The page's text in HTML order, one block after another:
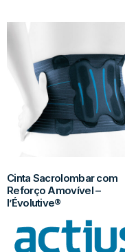
Cinta Sacrolombar com
Reforço Amovível –
l’Évolutive®